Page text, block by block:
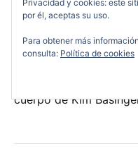
MI NOVIA ES UNA
fueron una época
cuerpo de Kim
Privacidad y cookies: este
por él, aceptas su uso.
Para obtener más
consulta: Política de cookies